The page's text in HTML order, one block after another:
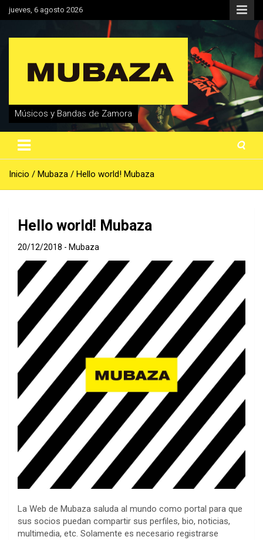
Saltar
al
jueves, 6 agosto 2026
Músicos y Bandas de Zamora
Inicio Mubaza Hello world! Mubaza
Hello world! Mubaza
20/12/2018 Mubaza
La Web de Mubaza saluda al mundo como portal para que
sus socios puedan compartir sus perfiles, bio, noticias,
multimedia, etc. Solamente es necesario registrarse